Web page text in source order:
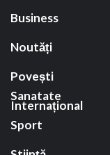
Business
Noutăți
Povești
Internațional
Sanatate
Sport